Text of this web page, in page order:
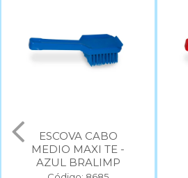
ESCOVA CABO
MEDIO MAXI TE -
AZUL BRALIMP